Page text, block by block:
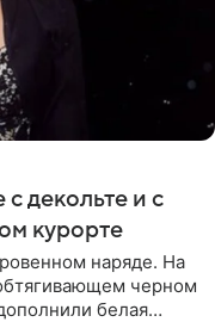
декольте и с
курорте
наряде. На
черном
белая